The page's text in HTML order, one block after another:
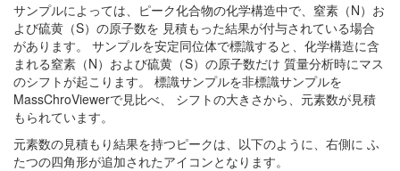
サンプルによっては、ピーク化合物の化学構造中で、窒素（N）お
よび硫黄（S）の原子数を 見積もった結果が付与されている場合
があります。 サンプルを安定同位体で標識すると、化学構造に含
まれる窒素（N）および硫黄（S）の原子数だけ 質量分析時にマス
のシフトが起こります。 標識サンプルを非標識サンプルを
MassChroViewerで見比べ、 シフトの大きさから、元素数が見積
もられています。
元素数の見積もり結果を持つピークは、以下のように、右側に ふ
たつの四角形が追加されたアイコンとなります。